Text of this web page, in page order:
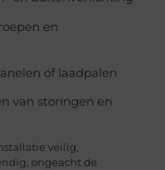
en
of laadpalen
van storingen en
veilig,
ongeacht de